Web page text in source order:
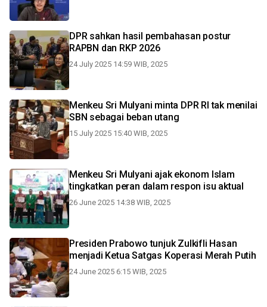
DPR sahkan hasil pembahasan postur
RAPBN dan RKP 2026
24 July 2025 14:59 WIB, 2025
Menkeu Sri Mulyani minta DPR RI tak menilai
SBN sebagai beban utang
15 July 2025 15:40 WIB, 2025
Menkeu Sri Mulyani ajak ekonom Islam
tingkatkan peran dalam respon isu aktual
26 June 2025 14:38 WIB, 2025
Presiden Prabowo tunjuk Zulkifli Hasan
menjadi Ketua Satgas Koperasi Merah Putih
24 June 2025 6:15 WIB, 2025